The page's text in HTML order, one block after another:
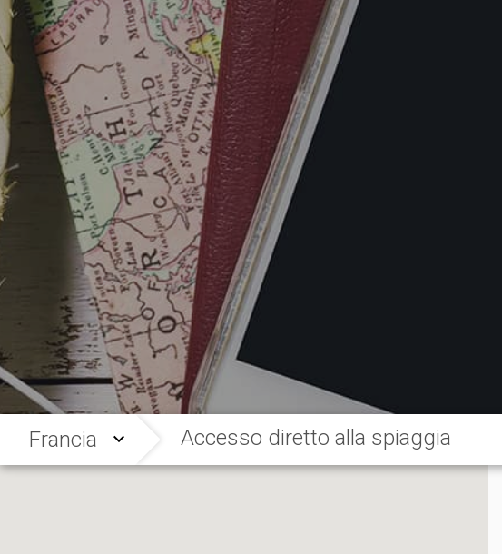
Francia Accesso diretto alla spiaggia